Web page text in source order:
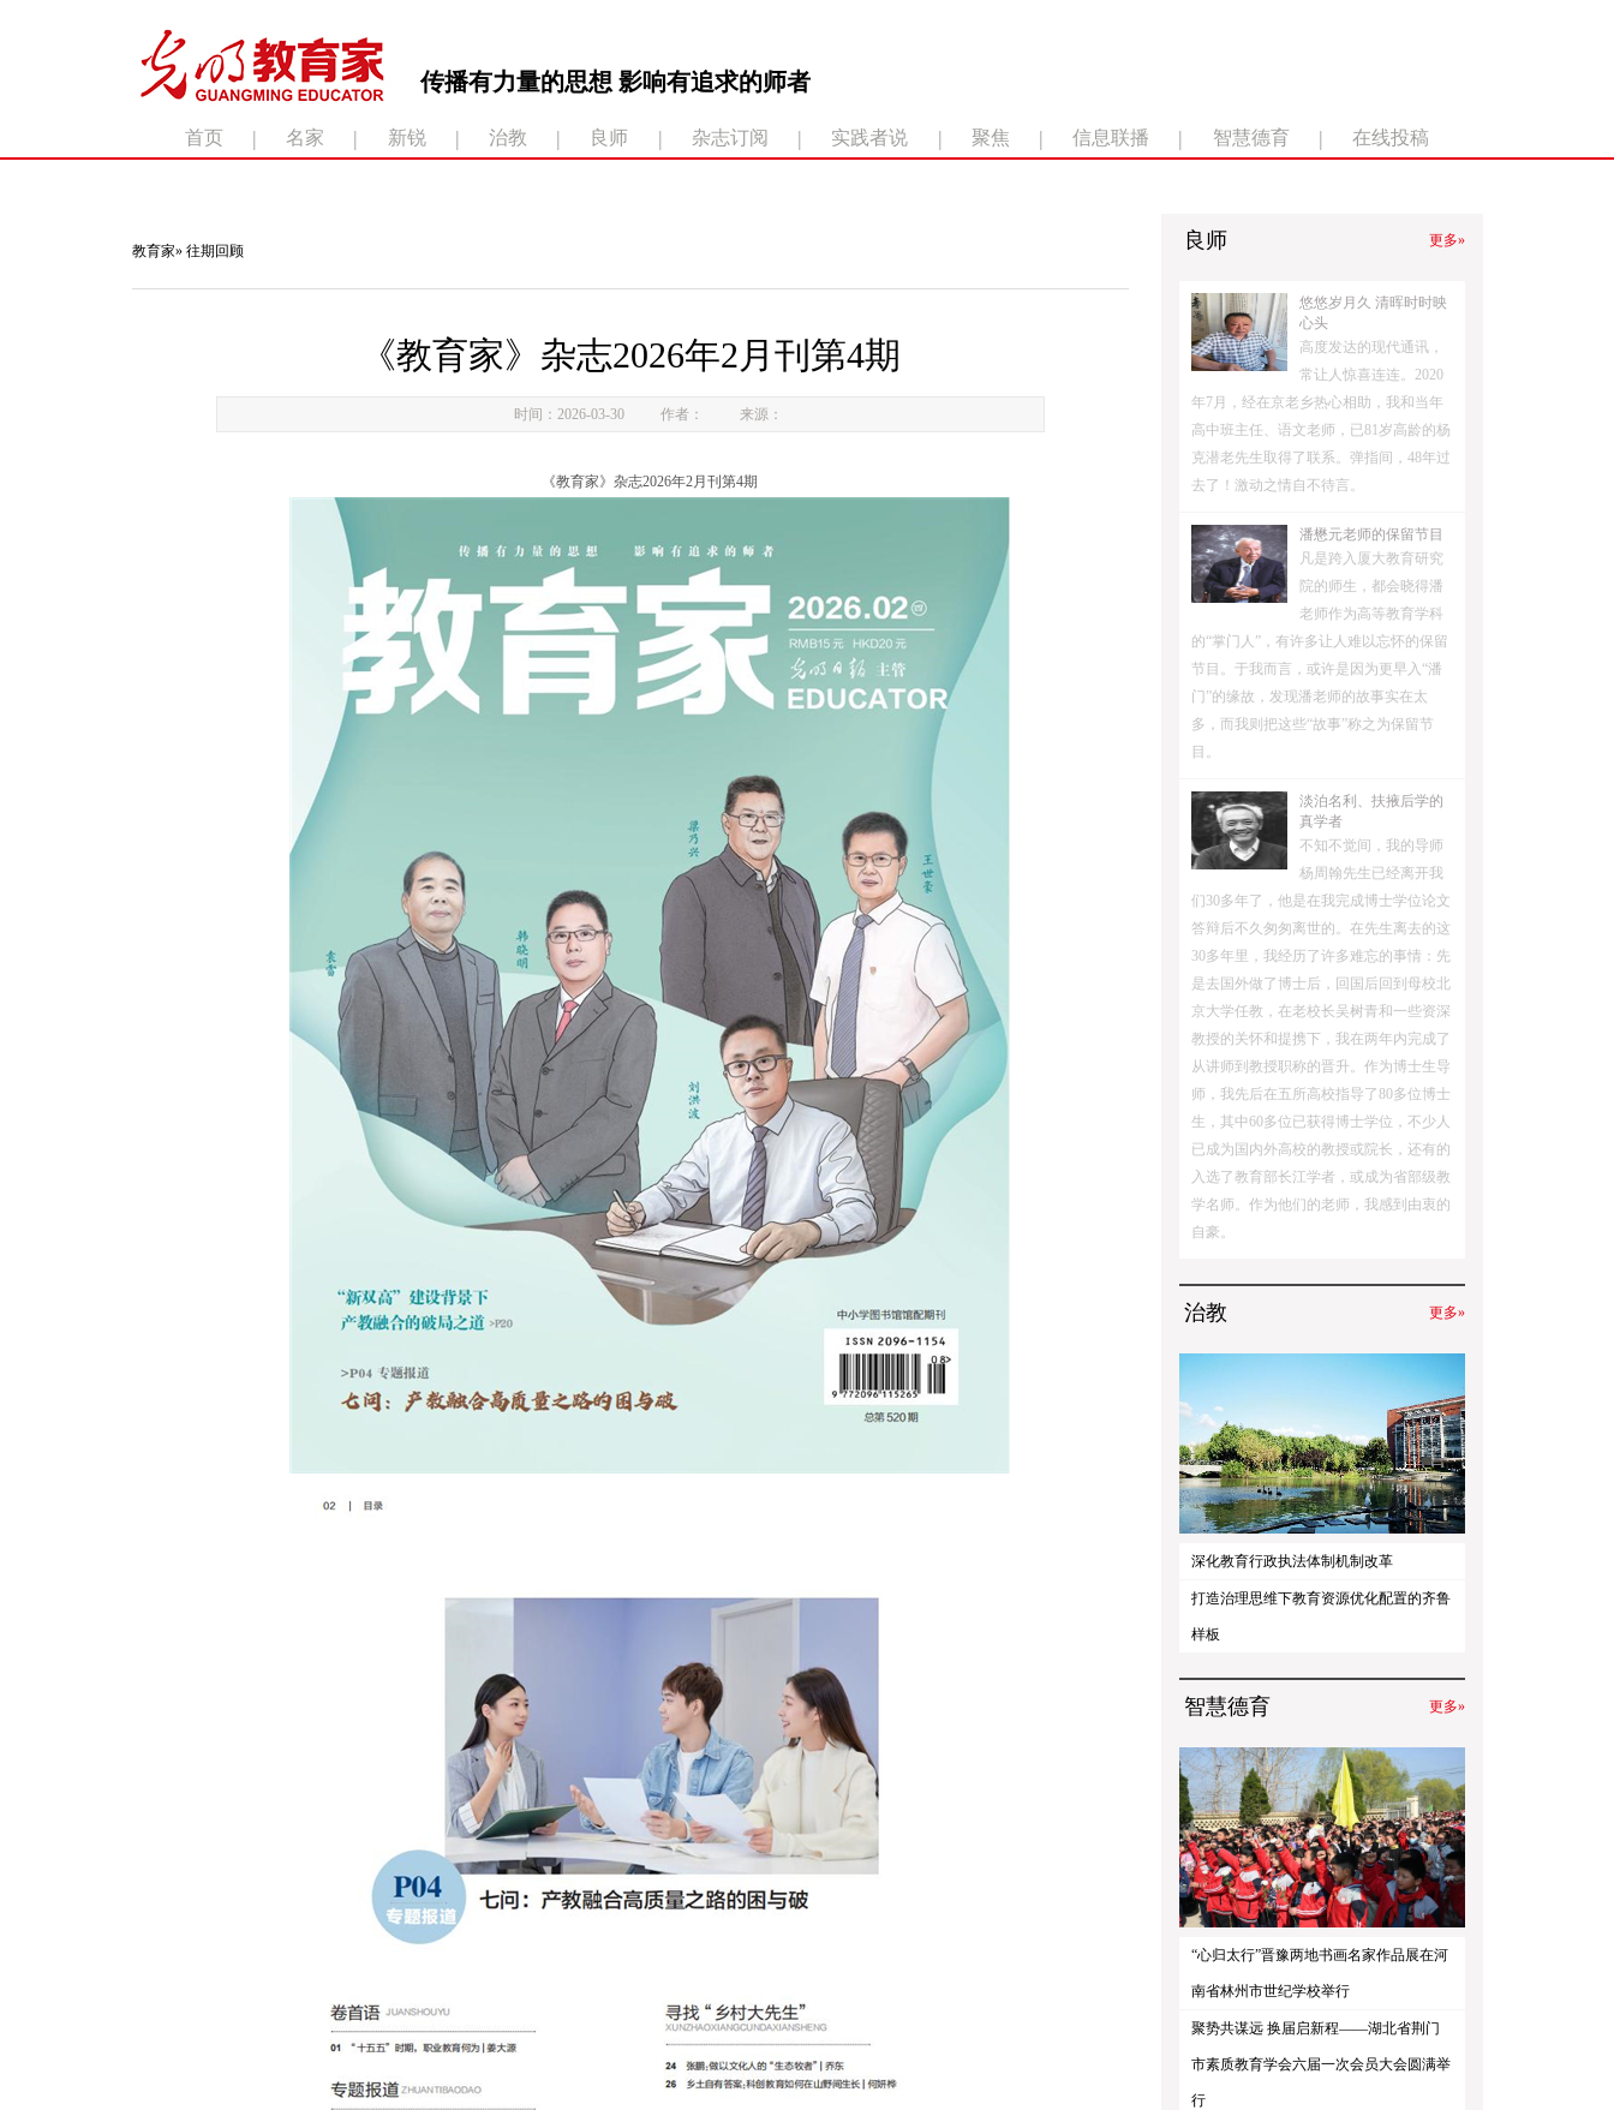
传播有力量的思想 影响有追求的师者
首页 | 名家 | 新锐 | 治教 | 良师 | 杂志订阅 | 实践者说 | 聚焦 | 信息联播 | 智慧德育 | 在线投稿
教育家» 往期回顾
《教育家》杂志2026年2月刊第4期
时间：2026-03-30 作者： 来源：
《教育家》杂志2026年2月刊第4期
良师 更多»
悠悠岁月久 清晖时时映
心头
高度发达的现代通讯，
常让人惊喜连连。2020
年7月，经在京老乡热心相助，我和当年
高中班主任、语文老师，已81岁高龄的杨
克潜老先生取得了联系。弹指间，48年过
去了！激动之情自不待言。
潘懋元老师的保留节目
凡是跨入厦大教育研究
院的师生，都会晓得潘
老师作为高等教育学科
的“掌门人”，有许多让人难以忘怀的保留
节目。于我而言，或许是因为更早入“潘
门”的缘故，发现潘老师的故事实在太
多，而我则把这些“故事”称之为保留节
目。
淡泊名利、扶掖后学的
真学者
不知不觉间，我的导师
杨周翰先生已经离开我
们30多年了，他是在我完成博士学位论文
答辩后不久匆匆离世的。在先生离去的这
30多年里，我经历了许多难忘的事情：先
是去国外做了博士后，回国后回到母校北
京大学任教，在老校长吴树青和一些资深
教授的关怀和提携下，我在两年内完成了
从讲师到教授职称的晋升。作为博士生导
师，我先后在五所高校指导了80多位博士
生，其中60多位已获得博士学位，不少人
已成为国内外高校的教授或院长，还有的
入选了教育部长江学者，或成为省部级教
学名师。作为他们的老师，我感到由衷的
自豪。
治教 更多»
深化教育行政执法体制机制改革
打造治理思维下教育资源优化配置的齐鲁
样板
智慧德育 更多»
“心归太行”晋豫两地书画名家作品展在河
南省林州市世纪学校举行
聚势共谋远 换届启新程——湖北省荆门
市素质教育学会六届一次会员大会圆满举
行